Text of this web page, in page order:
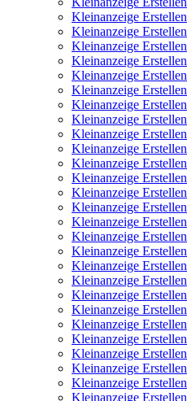
Kleinanzeige Erstellen
Kleinanzeige Erstellen
Kleinanzeige Erstellen
Kleinanzeige Erstellen
Kleinanzeige Erstellen
Kleinanzeige Erstellen
Kleinanzeige Erstellen
Kleinanzeige Erstellen
Kleinanzeige Erstellen
Kleinanzeige Erstellen
Kleinanzeige Erstellen
Kleinanzeige Erstellen
Kleinanzeige Erstellen
Kleinanzeige Erstellen
Kleinanzeige Erstellen
Kleinanzeige Erstellen
Kleinanzeige Erstellen
Kleinanzeige Erstellen
Kleinanzeige Erstellen
Kleinanzeige Erstellen
Kleinanzeige Erstellen
Kleinanzeige Erstellen
Kleinanzeige Erstellen
Kleinanzeige Erstellen
Kleinanzeige Erstellen
Kleinanzeige Erstellen
Kleinanzeige Erstellen